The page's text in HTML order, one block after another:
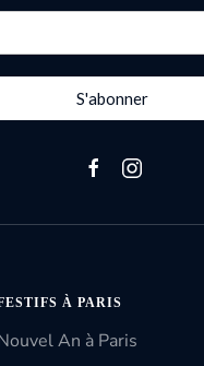
S'abonner
À PARIS
An à Paris